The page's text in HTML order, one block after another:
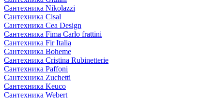
Сантехника Nikolazzi
Сантехника Cisal
Сантехника Cea Design
Сантехника Fima Carlo frattini
Сантехника Fir Italia
Сантехника Boheme
Сантехника Cristina Rubinetterie
Сантехника Paffoni
Сантехника Zuchetti
Сантехника Keuco
Сантехника Webert